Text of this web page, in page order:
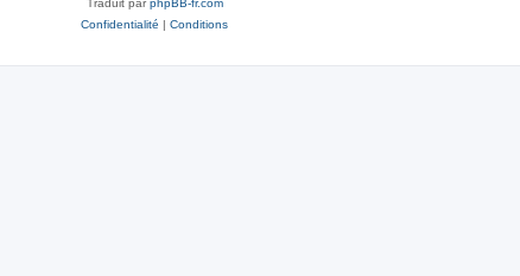
Traduit parphpBB-fr.com
Confidentialité | Conditions